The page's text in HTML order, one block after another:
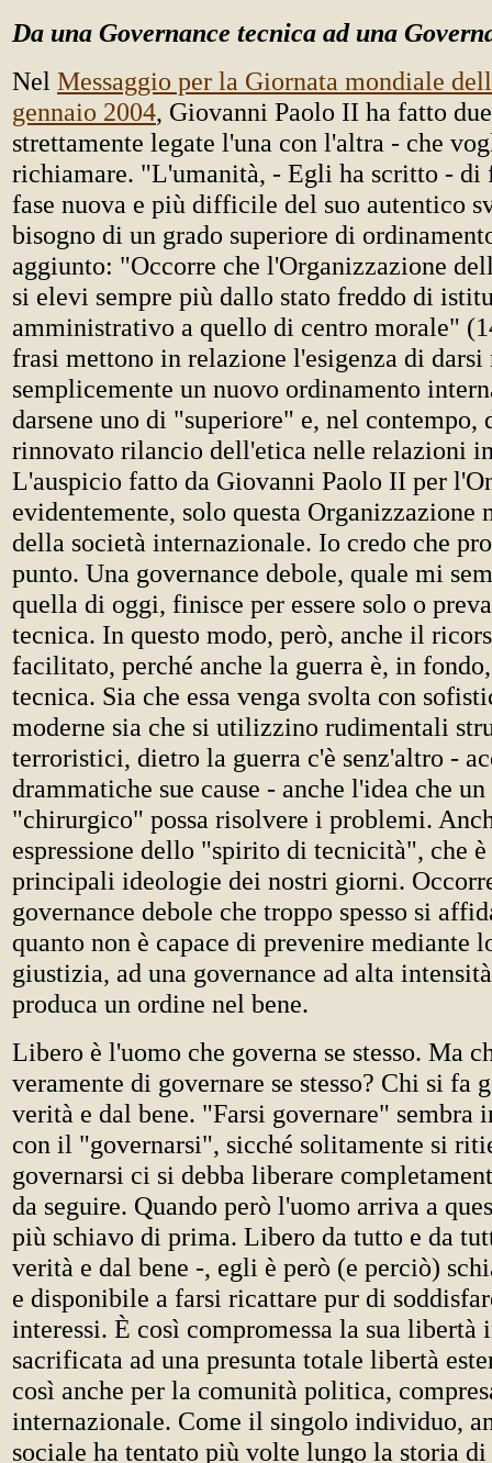
Da una Governance tecnica ad una
Nel Messaggio per la Giornata mondiale
gennaio 2004, Giovanni Paolo II ha fatto
strettamente legate l'una con l'altra - che
richiamare. "L'umanità, - Egli ha scritto - di
fase nuova e più difficile del suo autentico
bisogno di un grado superiore di
aggiunto: "Occorre che l'Organizzazione
si elevi sempre più dallo stato freddo di
amministrativo a quello di centro morale"
frasi mettono in relazione l'esigenza di darsi
semplicemente un nuovo ordinamento
darsene uno di "superiore" e, nel contempo,
rinnovato rilancio dell'etica nelle relazioni
L'auspicio fatto da Giovanni Paolo II per
evidentemente, solo questa
della società internazionale. Io credo che
punto. Una governance debole, quale mi
quella di oggi, finisce per essere solo o
tecnica. In questo modo, però, anche il
facilitato, perché anche la guerra è, in
tecnica. Sia che essa venga svolta con
moderne sia che si utilizzino rudimentali
terroristici, dietro la guerra c'è senz'altro -
drammatiche sue cause - anche l'idea che
"chirurgico" possa risolvere i problemi.
espressione dello "spirito di tecnicità", che
principali ideologie dei nostri giorni.
governance debole che troppo spesso si
quanto non è capace di prevenire mediante
giustizia, ad una governance ad alta
produca un ordine nel bene.
Libero è l'uomo che governa se stesso. Ma
veramente di governare se stesso? Chi si fa
verità e dal bene. "Farsi governare" sembra
con il "governarsi", sicché solitamente si
governarsi ci si debba liberare
da seguire. Quando però l'uomo arriva a
più schiavo di prima. Libero da tutto e da
verità e dal bene -, egli è però (e perciò)
e disponibile a farsi ricattare pur di
interessi. È così compromessa la sua libertà
sacrificata ad una presunta totale libertà
così anche per la comunità politica,
internazionale. Come il singolo individuo,
sociale ha tentato più volte lungo la storia